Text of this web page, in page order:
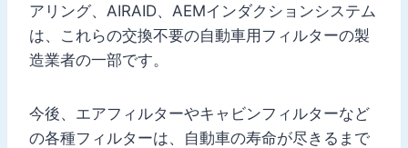
アリング、AIRAID、AEMインダクションシステム
は、これらの交換不要の自動車用フィルターの製
造業者の一部です。
今後、エアフィルターやキャビンフィルターなど
の各種フィルターは、自動車の寿命が尽きるまで